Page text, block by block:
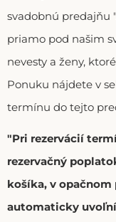
svadobnú predajňu
priamo pod našim
nevesty a ženy,
Ponuku nájdete v
termínu do tejto
"Pri rezervácií
rezervačný
košíka, v
automaticky